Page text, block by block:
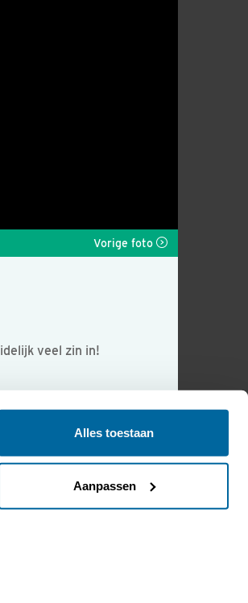
Alles toestaan
Aanpassen
Vorige foto
veel zin in!